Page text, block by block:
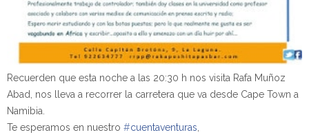
Recuerden que esta noche a las 20:30 h nos visita Rafa Muñoz
Abad, nos lleva a recorrer la carretera que va desde Cape Town a
Namibia.
Te esperamos en nuestro ‪#‎cuentaventuras‬